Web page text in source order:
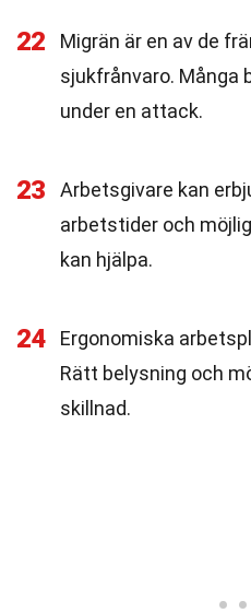
22
Migrän är en av de
sjukfrånvaro. Många
under en attack.
23
Arbetsgivare kan
arbetstider och
kan hjälpa.
24
Ergonomiska
Rätt belysning och
skillnad.